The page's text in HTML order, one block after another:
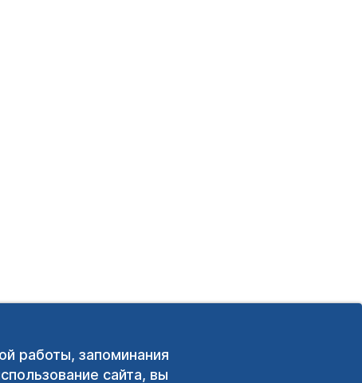
работы, запоминания
сайта, вы